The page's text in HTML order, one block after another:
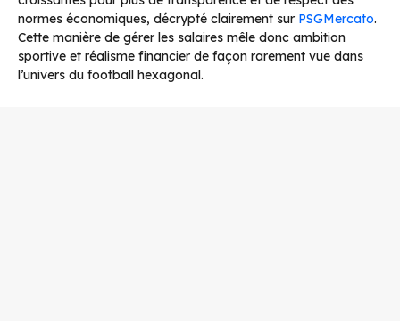
normes économiques, décrypté clairement sur PSGMercato.
Cette manière de gérer les salaires mêle donc ambition
sportive et réalisme financier de façon rarement vue dans
l’univers du football hexagonal.